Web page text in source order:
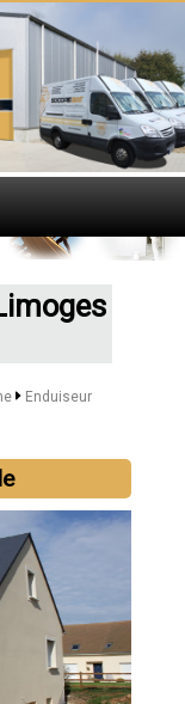
Enduiseur